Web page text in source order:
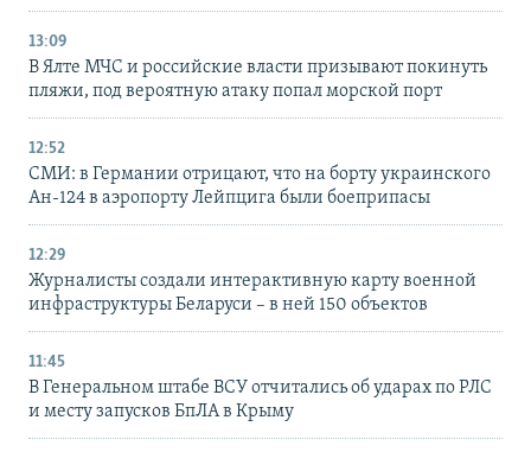
13:09
В Ялте МЧС и российские власти призывают покинуть
пляжи, под вероятную атаку попал морской порт
12:52
СМИ: в Германии отрицают, что на борту украинского
Ан-124 в аэропорту Лейпцига были боеприпасы
12:29
Журналисты создали интерактивную карту военной
инфраструктуры Беларуси – в ней 150 объектов
11:45
В Генеральном штабе ВСУ отчитались об ударах по РЛС
и месту запусков БпЛА в Крыму